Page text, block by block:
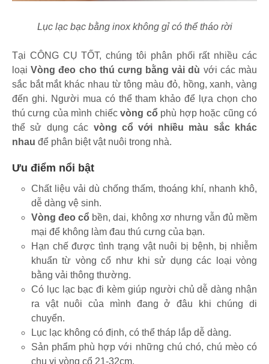
Lục lạc bạc bằng inox không gỉ có thể tháo rời
Tại CÔNG CỤ TỐT, chúng tôi phân phối rất nhiều các
loại Vòng đeo cho thú cưng bằng vải dù với các màu
sắc bắt mắt khác nhau từ tông màu đỏ, hồng, xanh, vàng
đến ghi. Người mua có thể tham khảo để lựa chọn cho
thú cưng của mình chiếcvòng cổ phù hợp hoặc cũng có
thể sử dụng các vòng cổ với nhiều màu sắc khác
nhau để phân biệt vật nuôi trong nhà.
Ưu điểm nổi bật
Chất liệu vải dù chống thấm, thoáng khí, nhanh khô,
dễ dàng vệ sinh.
Vòng đeo cổ bền, dai, không xơ nhưng vẫn đủ mềm
mại để không làm đau thú cưng của bạn.
Hạn chế được tình trạng vật nuôi bị bệnh, bị nhiễm
khuẩn từ vòng cổ như khi sử dụng các loại vòng
bằng vải thông thường.
Có lục lạc bạc đi kèm giúp người chủ dễ dàng nhận
ra vật nuôi của mình đang ở đâu khi chúng di
chuyển.
Lục lạc không có định, có thể tháp lắp dễ dàng.
Sản phẩm phù hợp với những chú chó, chú mèo có
chu vi vòng cổ 21-32cm.